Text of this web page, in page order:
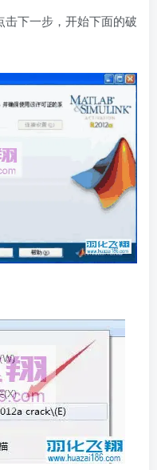
击下一步，开始下面的破